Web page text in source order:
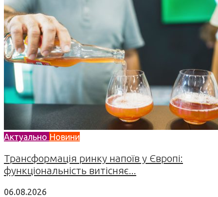
Актуально Новини
Трансформація ринку напоїв у Європі:
функціональність витісняє...
06.08.2026